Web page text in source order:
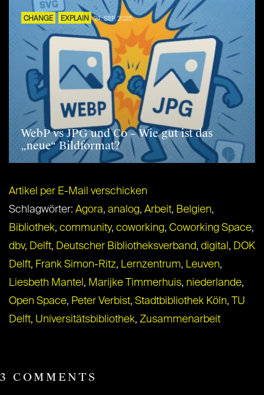
CHANGE EXPLAIN 24. SEP. 2025
WebP vs JPG und Co – Wie gut ist das
„neue“ Bildformat?
Artikel per E-Mail verschicken
Schlagwörter: Agora, analog, Arbeit, Belgien,
Bibliothek, community, coworking, Coworking Space,
dbv, Delft, Deutscher Bibliotheksverband, digital , DOK
Delft, Frank Simon-Ritz, Lernzentrum, Leuven,
Liesbeth Mantel , Marijke Timmerhuis, niederlande,
Open Space, Peter Verbist, Stadtbibliothek Köln, TU
Delft, Universitätsbibliothek, Zusammenarbeit
3 COMMENTS